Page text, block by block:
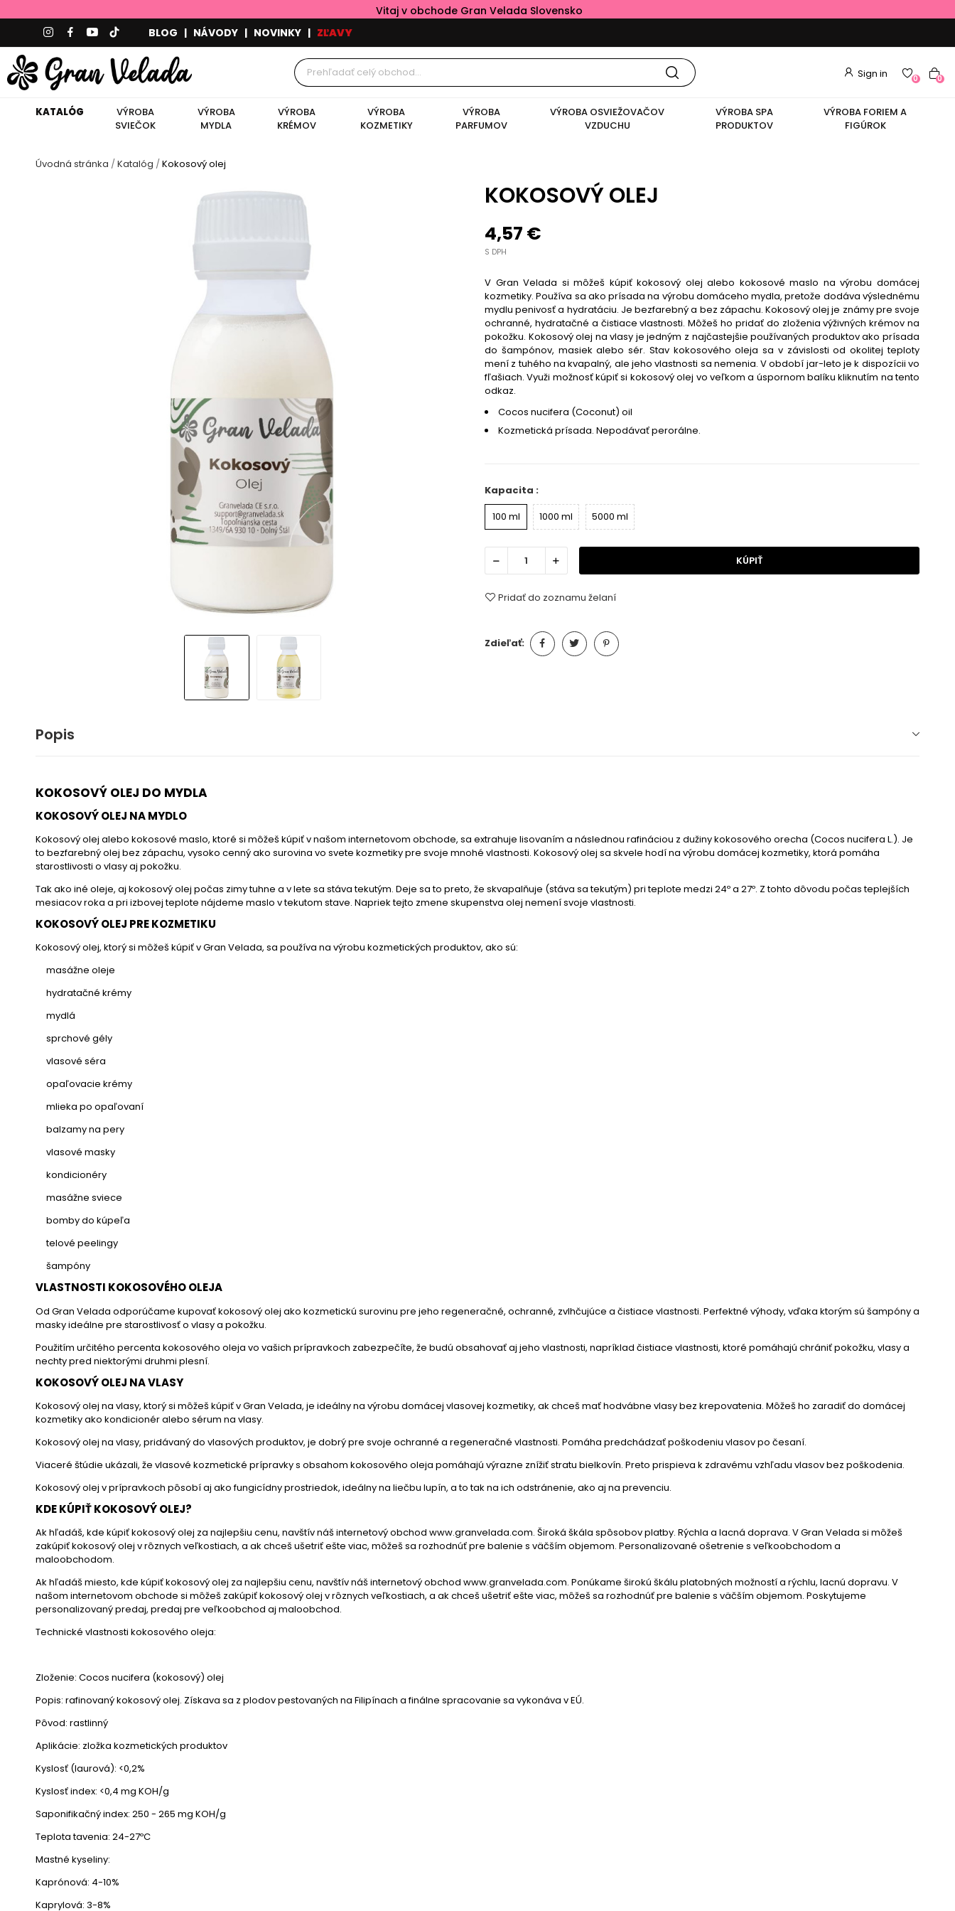
Vitaj v obchode Gran Velada Slovensko
BLOG | NÁVODY | NOVINKY | ZĽAVY
Sign in 0 0
KATALÓG
VÝROBA
SVIEČOK
VÝROBA
MYDLA
VÝROBA
KRÉMOV
VÝROBA
KOZMETIKY
VÝROBA
PARFUMOV
VÝROBA OSVIEŽOVAČOV
VZDUCHU
VÝROBA SPA
PRODUKTOV
VÝROBA FORIEM A
FIGÚROK
Úvodná stránka Katalóg Kokosový olej
KOKOSOVÝ OLEJ
4,57 €
S DPH
V Gran Velada si môžeš kúpiť kokosový olej alebo kokosové maslo na výrobu domácej
kozmetiky. Používa sa ako prísada na výrobu domáceho mydla, pretože dodáva výslednému
mydlu penivosť a hydratáciu. Je bezfarebný a bez zápachu. Kokosový olej je známy pre svoje
ochranné, hydratačné a čistiace vlastnosti. Môžeš ho pridať do zloženia výživných krémov na
pokožku. Kokosový olej na vlasy je jedným z najčastejšie používaných produktov ako prísada
do šampónov, masiek alebo sér. Stav kokosového oleja sa v závislosti od okolitej teploty
mení z tuhého na kvapalný, ale jeho vlastnosti sa nemenia. V období jar-leto je k dispozícii vo
fľašiach.Využi možnosť kúpiť si kokosový olej vo veľkom a úspornom balíku kliknutím na tento
odkaz.
Cocos nucifera (Coconut) oil
Kozmetická prísada. Nepodávať perorálne.
Kapacita :
100 ml
1000 ml 5000 ml
KÚPIŤ
Pridať do zoznamu želaní
Zdieľať:
Popis
KOKOSOVÝ OLEJ DO MYDLA
KOKOSOVÝ OLEJ NA MYDLO
Kokosový olej alebo kokosové maslo, ktoré si môžeš kúpiť v našom internetovom obchode, sa extrahuje lisovaním a následnou rafináciou z dužiny kokosového orecha (Cocos nucifera L.). Je
to bezfarebný olej bez zápachu, vysoko cenný ako surovina vo svete kozmetiky pre svoje mnohé vlastnosti. Kokosový olej sa skvele hodí na výrobu domácej kozmetiky, ktorá pomáha
starostlivosti o vlasy aj pokožku.
Tak ako iné oleje, aj kokosový olej počas zimy tuhne a v lete sa stáva tekutým. Deje sa to preto, že skvapalňuje (stáva sa tekutým) pri teplote medzi 24º a 27º. Z tohto dôvodu počas teplejších
mesiacov roka a pri izbovej teplote nájdeme maslo v tekutom stave. Napriek tejto zmene skupenstva olej nemení svoje vlastnosti.
KOKOSOVÝ OLEJ PRE KOZMETIKU
Kokosový olej, ktorý si môžeš kúpiť v Gran Velada, sa používa na výrobu kozmetických produktov, ako sú:
masážne oleje
hydratačné krémy
mydlá
sprchové gély
vlasové séra
opaľovacie krémy
mlieka po opaľovaní
balzamy na pery
vlasové masky
kondicionéry
masážne sviece
bomby do kúpeľa
telové peelingy
šampóny
VLASTNOSTI KOKOSOVÉHO OLEJA
Od Gran Velada odporúčame kupovať kokosový olej ako kozmetickú surovinu pre jeho regeneračné, ochranné, zvlhčujúce a čistiace vlastnosti. Perfektné výhody, vďaka ktorým sú šampóny a
masky ideálne pre starostlivosť o vlasy a pokožku.
Použitím určitého percenta kokosového oleja vo vašich prípravkoch zabezpečíte, že budú obsahovať aj jeho vlastnosti, napríklad čistiace vlastnosti, ktoré pomáhajú chrániť pokožku, vlasy a
nechty pred niektorými druhmi plesní.
KOKOSOVÝ OLEJ NA VLASY
Kokosový olej na vlasy, ktorý si môžeš kúpiť v Gran Velada, je ideálny na výrobu domácej vlasovej kozmetiky, ak chceš mať hodvábne vlasy bez krepovatenia. Môžeš ho zaradiť do domácej
kozmetiky ako kondicionér alebo sérum na vlasy.
Kokosový olej na vlasy, pridávaný do vlasových produktov, je dobrý pre svoje ochranné a regeneračné vlastnosti. Pomáha predchádzať poškodeniu vlasov po česaní.
Viaceré štúdie ukázali, že vlasové kozmetické prípravky s obsahom kokosového oleja pomáhajú výrazne znížiť stratu bielkovín. Preto prispieva k zdravému vzhľadu vlasov bez poškodenia.
Kokosový olej v prípravkoch pôsobí aj ako fungicídny prostriedok, ideálny na liečbu lupín, a to tak na ich odstránenie, ako aj na prevenciu.
KDE KÚPIŤ KOKOSOVÝ OLEJ?
Ak hľadáš, kde kúpiť kokosový olej za najlepšiu cenu, navštív náš internetový obchod www.granvelada.com. Široká škála spôsobov platby. Rýchla a lacná doprava. V Gran Velada si môžeš
zakúpiť kokosový olej v rôznych veľkostiach, a ak chceš ušetriť ešte viac, môžeš sa rozhodnúť pre balenie s väčším objemom. Personalizované ošetrenie s veľkoobchodom a
maloobchodom.
Ak hľadáš miesto, kde kúpiť kokosový olej za najlepšiu cenu, navštív náš internetový obchod www.granvelada.com. Ponúkame širokú škálu platobných možností a rýchlu, lacnú dopravu. V
našom internetovom obchode si môžeš zakúpiť kokosový olej v rôznych veľkostiach, a ak chceš ušetriť ešte viac, môžeš sa rozhodnúť pre balenie s väčším objemom. Poskytujeme
personalizovaný predaj, predaj pre veľkoobchod aj maloobchod.
Technické vlastnosti kokosového oleja:
Zloženie: Cocos nucifera (kokosový) olej
Popis: rafinovaný kokosový olej. Získava sa z plodov pestovaných na Filipínach a finálne spracovanie sa vykonáva v EÚ.
Pôvod: rastlinný
Aplikácie: zložka kozmetických produktov
Kyslosť (laurová): <0,2%
Kyslosť index: <0,4 mg KOH/g
Saponifikačný index: 250 - 265 mg KOH/g
Teplota tavenia: 24-27ºC
Mastné kyseliny:
Kaprónová: 4-10%
Kaprylová: 3-8%